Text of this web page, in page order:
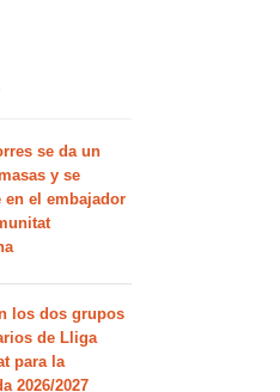
se da un
y se
en el embajador
los dos grupos
de Lliga
para la
2026/2027